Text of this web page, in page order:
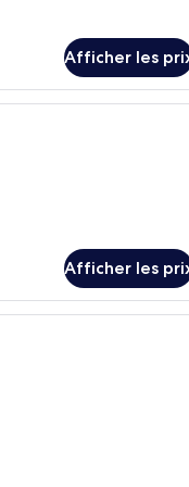
Afficher les
Une chambre d’hôtel
Afficher les
Un salon moderne avec un